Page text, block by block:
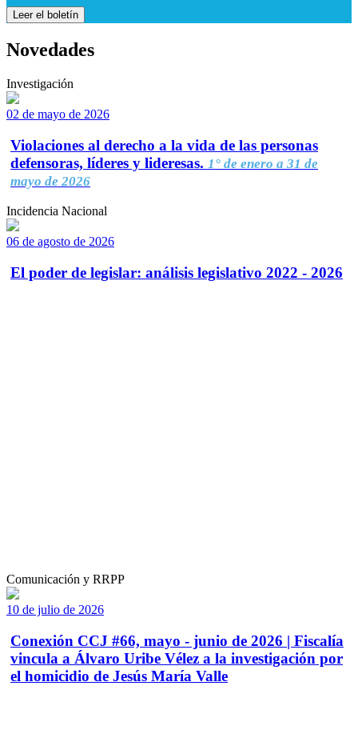
Leer el boletín
Novedades
Investigación
02 de mayo de 2026
Violaciones al derecho a la vida de las personas
defensoras, líderes y lideresas. 1° de enero a 31 de
mayo de 2026
Incidencia Nacional
06 de agosto de 2026
El poder de legislar: análisis legislativo 2022 - 2026
Comunicación y RRPP
10 de julio de 2026
Conexión CCJ #66, mayo - junio de 2026 | Fiscalía
vincula a Álvaro Uribe Vélez a la investigación por
el homicidio de Jesús María Valle